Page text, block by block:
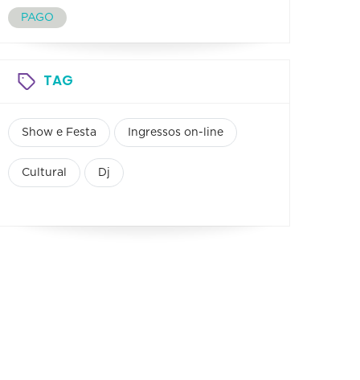
PAGO
TAG
Show e Festa Ingressos on-line
Cultural Dj